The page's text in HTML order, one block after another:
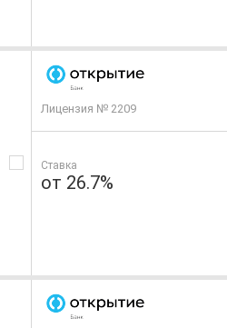
Лицензия № 2209
Ставка
от 26.7%